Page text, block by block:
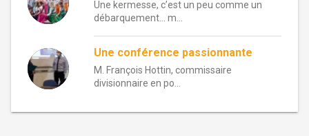
Une kermesse, c’est un peu comme un
débarquement… m...
Une conférence passionnante
M. François Hottin, commissaire
divisionnaire en po...